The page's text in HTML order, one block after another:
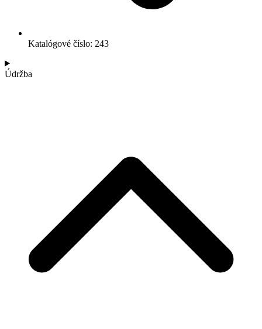
Katalógové číslo: 243
Údržba